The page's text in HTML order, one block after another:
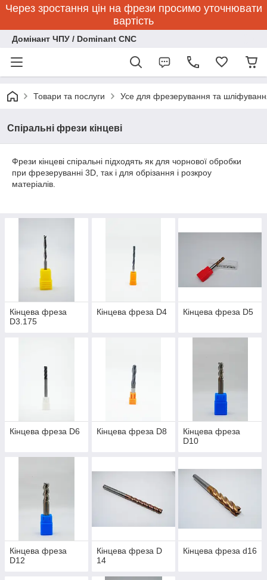
Через зростання цін на фрези просимо уточнювати
вартість
Домінант ЧПУ / Dominant CNC
Товари та послуги Усе для фрезерування та
Спіральні фрези кінцеві
Фрези кінцеві спіральні підходять як для чорнової обробки
при фрезеруванні 3D, так і для обрізання і розкроу
матеріалів.
Кінцева фреза
D3.175
Кінцева фреза D4 Кінцева фреза D5
Кінцева фреза D6 Кінцева фреза D8
Кінцева фреза
D10
Кінцева фреза
D12
Кінцева фреза D
14
Кінцева фреза d16